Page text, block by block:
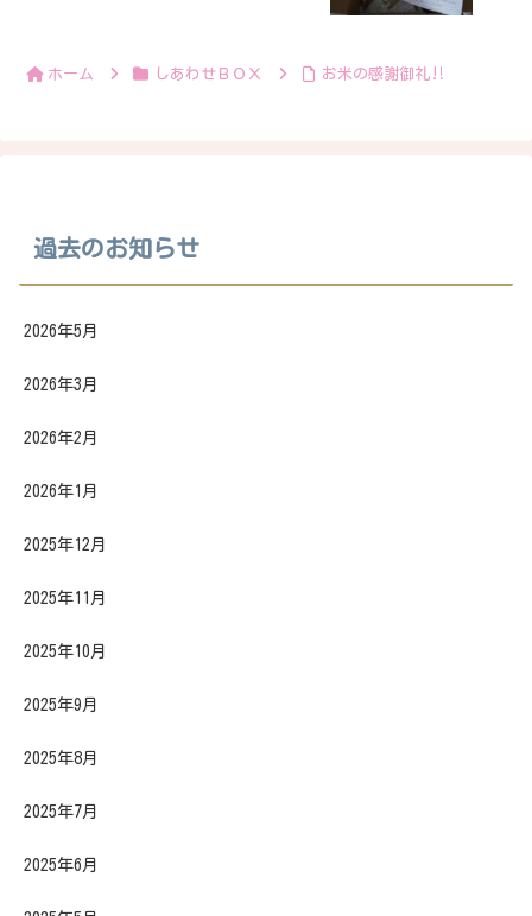
ホーム しあわせＢＯＸ お米の感謝御礼‼️
過去のお知らせ
2026年5月
2026年3月
2026年2月
2026年1月
2025年12月
2025年11月
2025年10月
2025年9月
2025年8月
2025年7月
2025年6月